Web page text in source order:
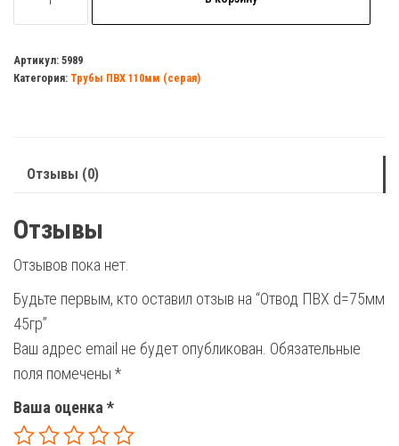
товара
ПВХ
d=75мм
Артикул: 5989
Категория: Трубы ПВХ 110мм (серая)
Отзывы (0)
Отзывы
Отзывов пока нет.
Будьте первым, кто оставил отзыв на “Отвод ПВХ d=75мм
45гр”
Ваш адрес email не будет опубликован. Обязательные
поля помечены *
Ваша оценка *